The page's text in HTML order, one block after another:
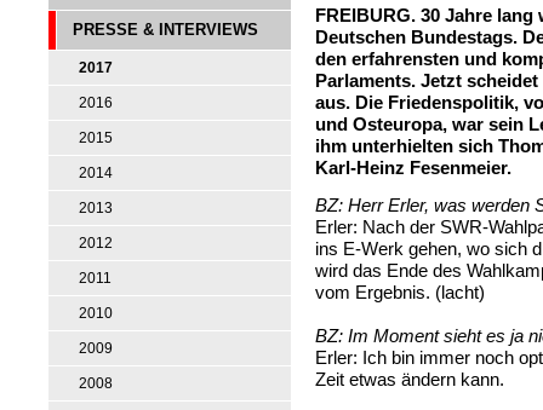
PRESSE & INTERVIEWS
2017
2016
2015
2014
2013
2012
2011
2010
2009
2008
FREIBURG. 30 Jahre lang
Deutschen Bundestags.
den erfahrensten und
Parlaments. Jetzt
aus. Die Friedenspolitik,
und Osteuropa, war sein
ihm unterhielten sich
Karl-Heinz Fesenmeier.
BZ: Herr Erler, was werden
Erler: Nach der SWR-
ins E-Werk gehen, wo sich
wird das Ende des
vom Ergebnis. (lacht)
BZ: Im Moment sieht es ja
Erler: Ich bin immer noch
Zeit etwas ändern kann.